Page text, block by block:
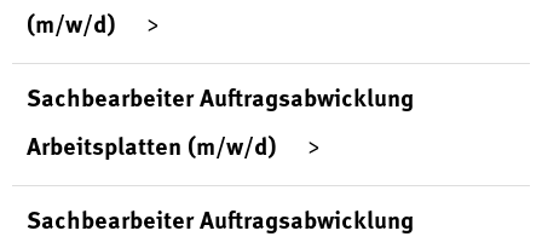
(m/w/d)
Sachbearbeiter Auftragsabwicklung
Arbeitsplatten (m/w/d)
Sachbearbeiter Auftragsabwicklung